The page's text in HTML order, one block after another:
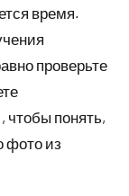
время.
проверьте
чтобы понять,
фото из